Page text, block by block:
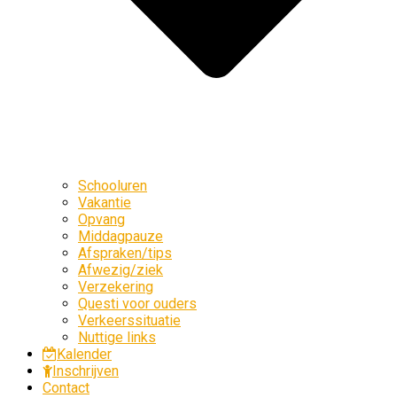
Schooluren
Vakantie
Opvang
Middagpauze
Afspraken/tips
Afwezig/ziek
Verzekering
Questi voor ouders
Verkeerssituatie
Nuttige links
Kalender
Inschrijven
Contact